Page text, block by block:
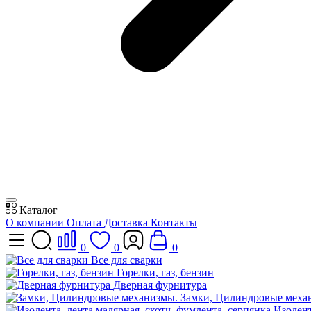
Каталог
О компании Оплата Доставка Контакты
0 0
0
Все для сварки
Горелки, газ, бензин
Дверная фурнитура
Замки, Цилиндровые